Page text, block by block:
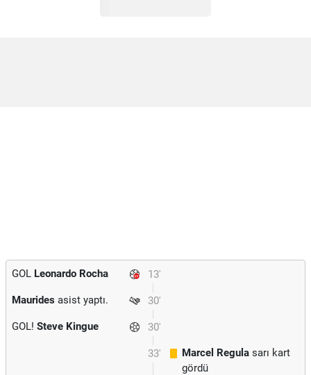
13'
GOL Leonardo Rocha
30'
Maurides asist yaptı.
30'
GOL! Steve Kingue
33' Marcel Regula sarı kart
gördü